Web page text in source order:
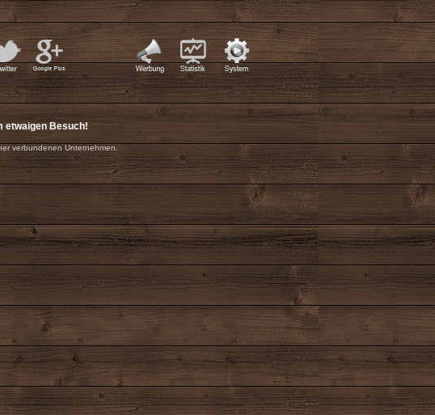
etwaigen Besuch!
verbundenen Unternehmen.